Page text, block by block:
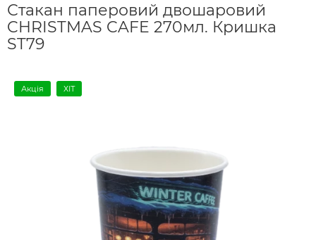
Стакан паперовий двошаровий
CHRISTMAS CAFE 270мл. Кришка
ST79
Акція ХІТ